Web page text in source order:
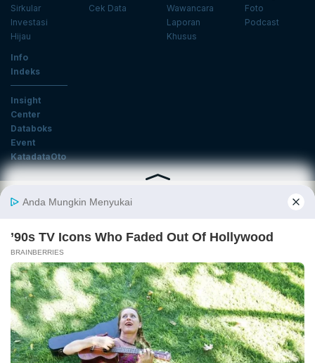
Sirkular
Investasi
Hijau
Cek Data
Wawancara
Laporan
Khusus
Foto
Podcast
Info
Indeks
Insight
Center
Databoks
Event
KatadataOto
Langganan Newsletter
Tentang Katadata Advertising Karier
Pedoman Media Siber
Kebijakan Privasi
Disclaimer
Hubungi Kami
©2026 Katadata. Hak cipta dilindungi Undang-undang.